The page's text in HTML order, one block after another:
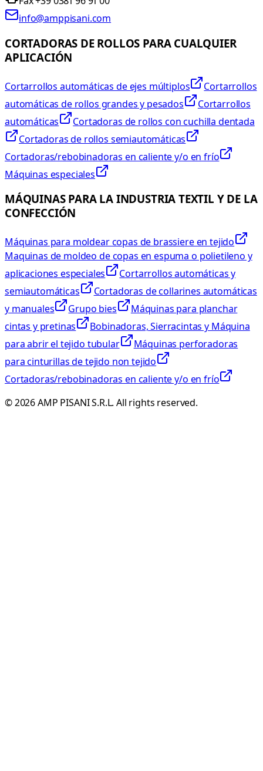
info@amppisani.com
CORTADORAS DE ROLLOS PARA CUALQUIER
APLICACIÓN
Cortarrollos automáticas de ejes múltiplos
Cortarrollos
automáticas de rollos grandes y pesados
Cortarrollos
automáticas
Cortadoras de rollos con cuchilla dentada
Cortadoras de rollos semiautomáticas
Cortadoras/rebobinadoras en caliente y/o en frío
Máquinas especiales
MÁQUINAS PARA LA INDUSTRIA TEXTIL Y DE LA
CONFECCIÓN
Máquinas para moldear copas de brassiere en tejido
Maquinas de moldeo de copas en espuma o polietileno y
aplicaciones especiales
Cortarrollos automáticas y
semiautomáticas
Cortadoras de collarines automáticas
y manuales
Grupo bies
Máquinas para planchar
cintas y pretinas
Bobinadoras, Sierracintas y Máquina
para abrir el tejido tubular
Máquinas perforadoras
para cinturillas de tejido non tejido
Cortadoras/rebobinadoras en caliente y/o en frío
©2026AMP PISANI S.R.L. All rights reserved.